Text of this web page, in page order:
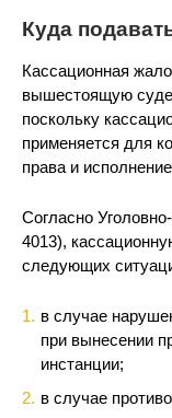
Куда
Кассационная
вышестоящую
поскольку
применяется для
права и
Согласно
4013),
следующих
в случае
при вынесении
инстанции;
в случае